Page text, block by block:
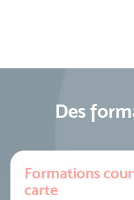
Des
Formations
carte